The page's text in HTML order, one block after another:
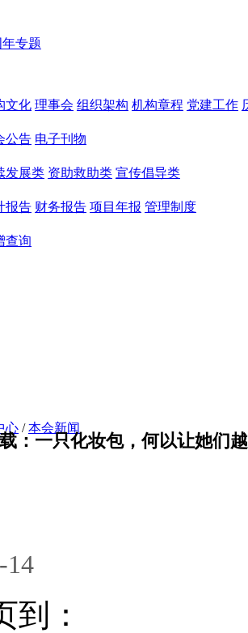
专题
文化 理事会 组织架构 机构章程 党建工作
公告 电子刊物
发展类 资助救助类 宣传倡导类
报告 财务报告 项目年报 管理制度
查询
心 /本会新闻
：一只化妆包，何以让她们
14
到：